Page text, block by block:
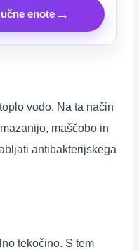
enote→
vodo. Na ta način
maščobo in
antibakterijskega
tekočino. S tem